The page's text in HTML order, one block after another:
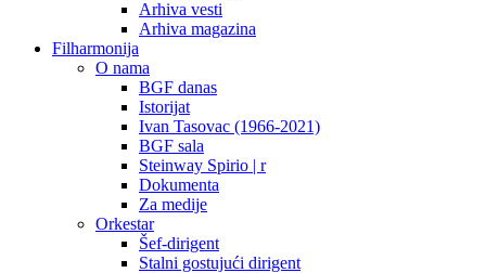
Arhiva vesti
Arhiva magazina
Filharmonija
O nama
BGF danas
Istorijat
Ivan Tasovac (1966-2021)
BGF sala
Steinway Spirio | r
Dokumenta
Za medije
Orkestar
Šef-dirigent
Stalni gostujući dirigent